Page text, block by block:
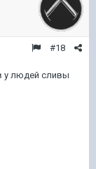
#18
у людей сливы